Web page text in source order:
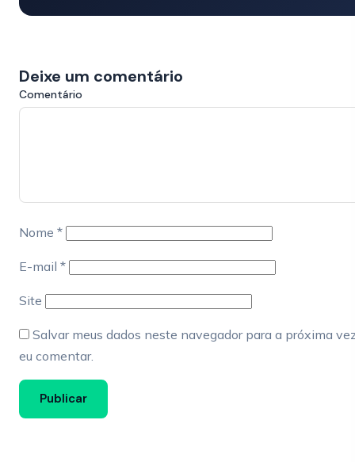
Deixe um comentário
Comentário
Nome *
E-mail *
Site
Salvar meus dados neste navegador para a próxima
eu comentar.